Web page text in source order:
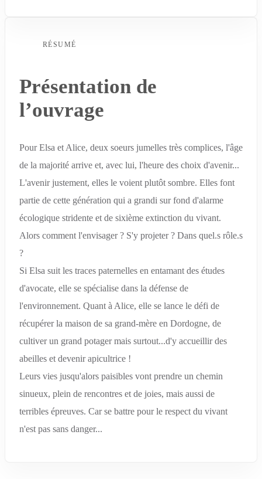
RÉSUMÉ
Présentation de
l’ouvrage
Pour Elsa et Alice, deux soeurs jumelles très complices, l'âge
de la majorité arrive et, avec lui, l'heure des choix d'avenir...
L'avenir justement, elles le voient plutôt sombre. Elles font
partie de cette génération qui a grandi sur fond d'alarme
écologique stridente et de sixième extinction du vivant.
Alors comment l'envisager ? S'y projeter ? Dans quel.s rôle.s
?
Si Elsa suit les traces paternelles en entamant des études
d'avocate, elle se spécialise dans la défense de
l'environnement. Quant à Alice, elle se lance le défi de
récupérer la maison de sa grand-mère en Dordogne, de
cultiver un grand potager mais surtout...d'y accueillir des
abeilles et devenir apicultrice !
Leurs vies jusqu'alors paisibles vont prendre un chemin
sinueux, plein de rencontres et de joies, mais aussi de
terribles épreuves. Car se battre pour le respect du vivant
n'est pas sans danger...